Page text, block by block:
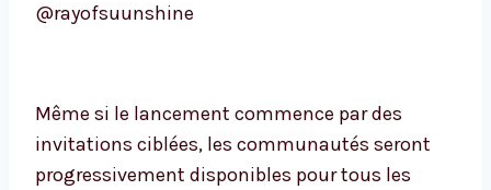
@rayofsuunshine
Même si le lancement commence par des
invitations ciblées, les communautés seront
progressivement disponibles pour tous les